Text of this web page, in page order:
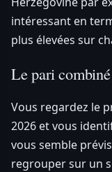
intéressant en
plus élevées sur
Le pari
Vous regardez le
2026 et vous
vous semble
regrouper sur un